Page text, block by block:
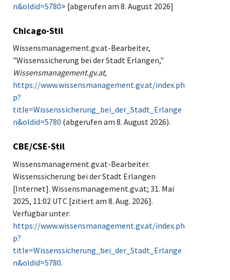
n&oldid=5780> [abgerufen am 8. August 2026]
Chicago-Stil
Wissensmanagement.gv.at-Bearbeiter,
"Wissenssicherung bei der Stadt Erlangen,"
Wissensmanagement.gv.at,
https://www.wissensmanagement.gv.at/index.ph
p?
title=Wissenssicherung_bei_der_Stadt_Erlange
n&oldid=5780 (abgerufen am 8. August 2026).
CBE/CSE-Stil
Wissensmanagement.gv.at-Bearbeiter.
Wissenssicherung bei der Stadt Erlangen
[Internet]. Wissensmanagement.gv.at; 31. Mai
2025, 11:02 UTC [zitiert am 8. Aug. 2026].
Verfügbar unter:
https://www.wissensmanagement.gv.at/index.ph
p?
title=Wissenssicherung_bei_der_Stadt_Erlange
n&oldid=5780.